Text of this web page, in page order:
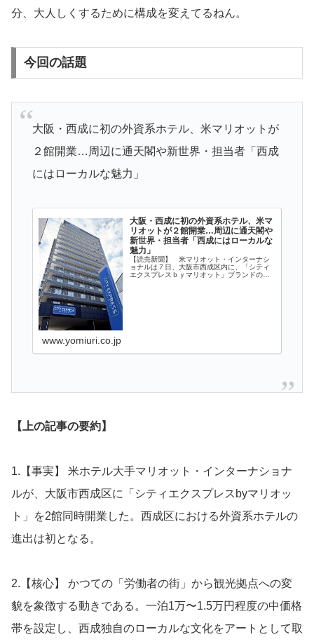
分、大人しくするために構成を変えてるねん。
今回の話題
大阪・西成に初の外資系ホテル、米マリオットが
２館開業…周辺に通天閣や新世界・担当者「西成
にはローカルな魅力」
大阪・西成に初の外資系ホテル、米マ
リオットが２館開業…周辺に通天閣や
新世界・担当者「西成にはローカルな
魅力」
【読売新聞】 米マリオット・インターナシ
ョナルは７日、大阪市西成区内に、「シティ
エクスプレスｂｙマリオット」ブランドのビ
www.yomiuri.co.jp
【上の記事の要約】
1.【事実】 米ホテル大手マリオット・インターナショナ
ルが、大阪市西成区に「シティエクスプレスbyマリオッ
ト」を2館同時開業した。西成区における外資系ホテルの
進出は初となる。
2.【核心】 かつての「労働者の街」から観光拠点への変
貌を象徴する動きである。一泊1万〜1.5万円程度の中価格
帯を設定し、西成独自のローカルな文化をアートとして取